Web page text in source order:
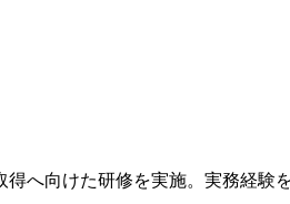
へ向けた研修を実施。実務経験